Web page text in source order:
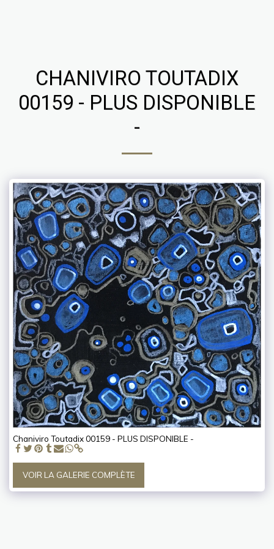
CHANIVIRO TOUTADIX
00159 - PLUS DISPONIBLE
-
Chaniviro Toutadix 00159 - PLUS DISPONIBLE -
VOIR LA GALERIE COMPLÈTE